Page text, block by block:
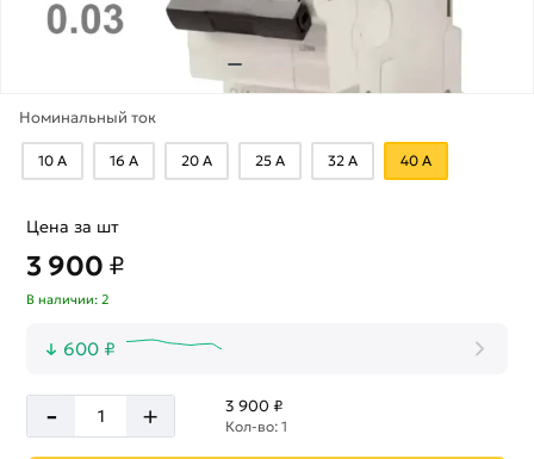
Номинальный ток
10 А 16 А 20 А 25 А 32 А 40 А
Цена за шт
3 900 ₽
В наличии: 2
600 ₽
- + 3 900 ₽
Кол-во: 1